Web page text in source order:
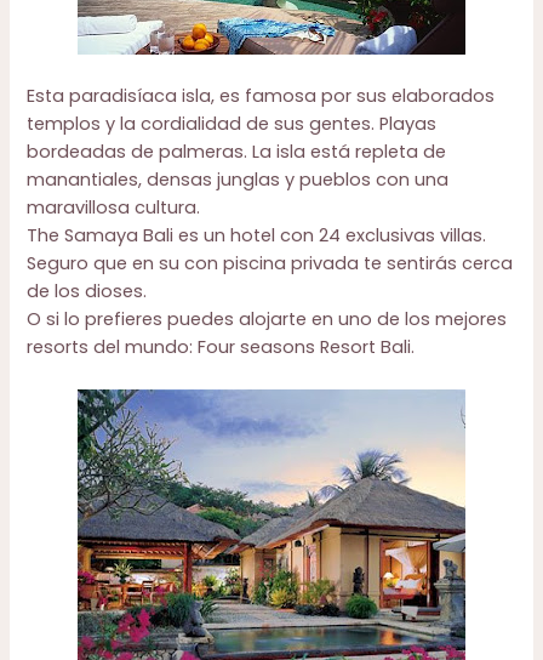
Esta paradisíaca isla, es famosa por sus elaborados
templos y la cordialidad de sus gentes. Playas
bordeadas de palmeras. La isla está repleta de
manantiales, densas junglas y pueblos con una
maravillosa cultura.
The Samaya Bali es un hotel con 24 exclusivas villas.
Seguro que en su con piscina privada te sentirás cerca
de los dioses.
O si lo prefieres puedes alojarte en uno de los mejores
resorts del mundo:Four seasons Resort Bali.